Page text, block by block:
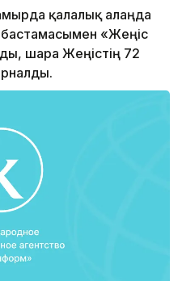
қалалық алаңда
бастамасымен «Жеңіс
шара Жеңістің 72